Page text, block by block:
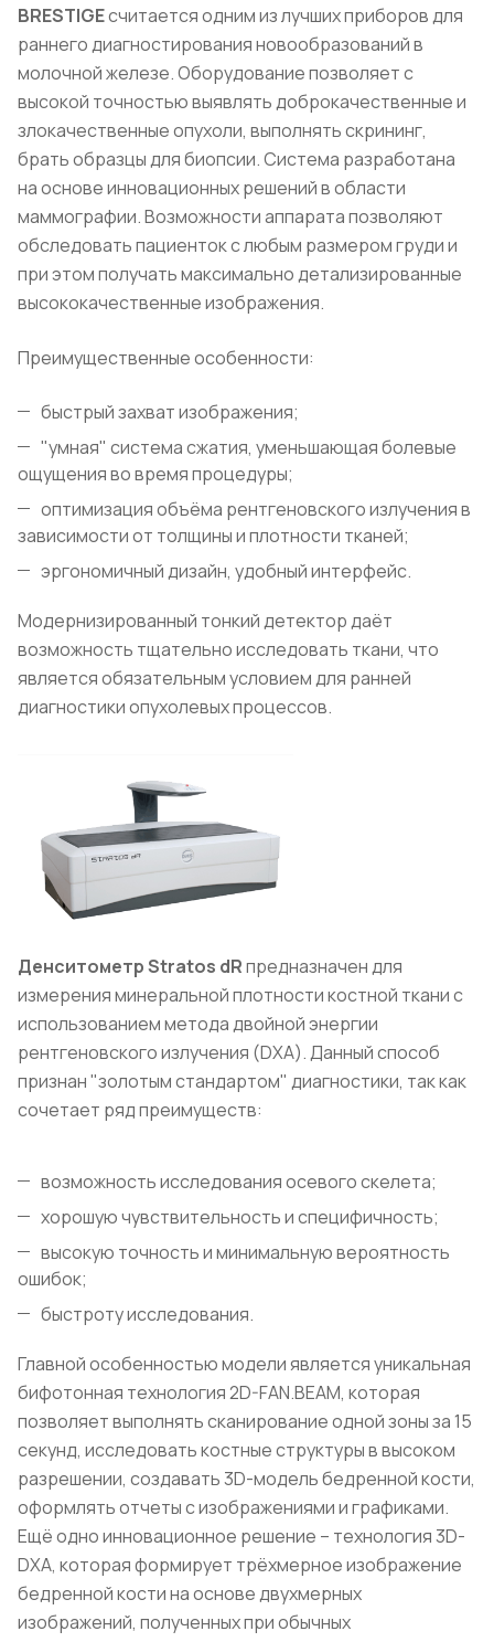
BRESTIGEсчитается одним из лучших приборов для
раннего диагностирования новообразований в
молочной железе. Оборудование позволяет с
высокой точностью выявлять доброкачественные и
злокачественные опухоли, выполнять скрининг,
брать образцы для биопсии. Система разработана
на основе инновационных решений в области
маммографии. Возможности аппарата позволяют
обследовать пациенток с любым размером груди и
при этом получать максимально детализированные
высококачественные изображения.
Преимущественные особенности:
быстрый захват изображения;
"умная" система сжатия, уменьшающая болевые
ощущения во время процедуры;
оптимизация объёма рентгеновского излучения в
зависимости от толщины и плотности тканей;
эргономичный дизайн, удобный интерфейс.
Модернизированный тонкий детектор даёт
возможность тщательно исследовать ткани, что
является обязательным условием для ранней
диагностики опухолевых процессов.
Денситометр Stratos dRпредназначен для
измерения минеральной плотности костной ткани с
использованием метода двойной энергии
рентгеновского излучения (DXA). Данный способ
признан "золотым стандартом" диагностики, так как
сочетает ряд преимуществ:
возможность исследования осевого скелета;
хорошую чувствительность и специфичность;
высокую точность и минимальную вероятность
ошибок;
быстроту исследования.
Главной особенностью модели является уникальная
бифотонная технология 2D-FAN.BEAM, которая
позволяет выполнять сканирование одной зоны за 15
секунд, исследовать костные структуры в высоком
разрешении, создавать 3D-модель бедренной кости,
оформлять отчеты с изображениями и графиками.
Ещё одно инновационное решение – технология 3D-
DXA, которая формирует трёхмерное изображение
бедренной кости на основе двухмерных
изображений, полученных при обычных